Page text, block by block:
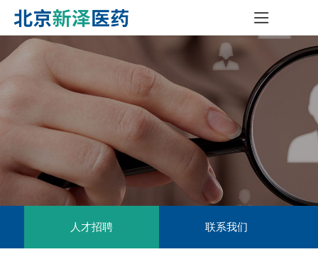
人才招聘 联系我们